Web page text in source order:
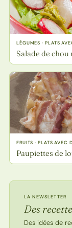
LÉGUMES · PLATS
Salade de
FRUITS · PLATS AVEC
Paupiettes de
LA NEWSLETTER
Des
Des idées de